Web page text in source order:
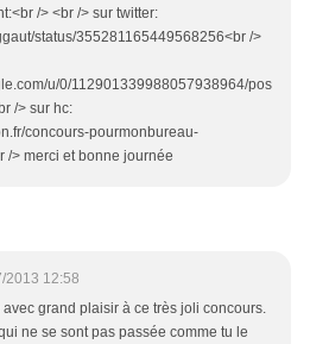
/> <br /> sur twitter:
status/355281165449568256<br />
u/0/112901339988057938964/pos
/> sur hc:
concours-pourmonbureau-
/> merci et bonne journée
2013 12:58
grand plaisir à ce très joli concours.
ne se sont pas passée comme tu le